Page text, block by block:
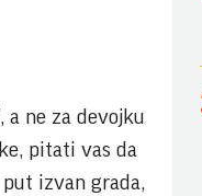
a ne za devojku
pitati vas da
izvan grada,